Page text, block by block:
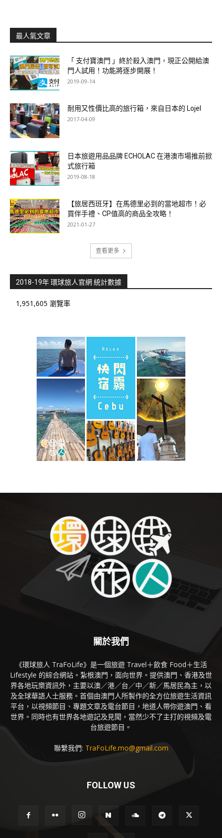
最人氣文章
「 支付寶澳門 」終於殺入澳門，現正公開給澳
門人試用！功能將逐步開展！
2019-09-14
耐用又性價比高的旅行箱，來自日本的 Lojel
2017-04-09
日本旅遊用品品牌 ECHOLAC 在港澳市場推前掀
式旅行箱
2019-08-18
【旅居西班牙】在馬德里必到的當地超市！必
買伴手禮、CP值高的商品全攻略！
2021-01-27
查看更多
2018-19年 環球旅人官網 統計數據
1,951,605 瀏覽率
關於我們
《環球旅人 TraFoLife》是一個旅遊 Travel＋飲食 Food＋生活
Lifestyle 的綜合網站。紮根澳門，面向世界。提供澳門、香港及世
界各地玩樂資訊外，主要以澳／港／台／中／新／馬居民為主，以
及全球華語人士服務。首個由澳門人所製作的全方位旅遊生活資訊
平台，以視頻節目、專題文章及電台節目，地道人帶你遊澳門、看
世界。同時也有世界各地遊記及見聞，當然少不了主打的視頻及電
台旅遊節目。
聯繫我們: TraFoLife.mo@gmail.com
FOLLOW US